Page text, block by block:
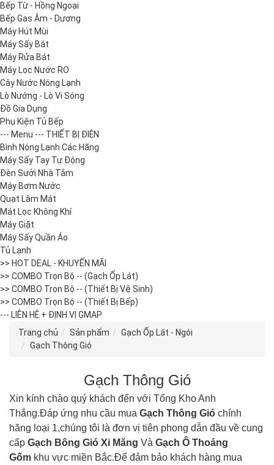
Bếp Từ - Hồng Ngoại
Bếp Gas Âm - Dương
Máy Hút Mùi
Máy Sấy Bát
Máy Rửa Bát
Máy Lọc Nước RO
Cây Nước Nóng Lạnh
Lò Nướng - Lò Vi Sóng
Đồ Gia Dụng
Phụ Kiện Tủ Bếp
--- Menu --- THIẾT BỊ ĐIỆN
Bình Nóng Lạnh Các Hãng
Máy Sấy Tay Tự Động
Đèn Sưởi Nhà Tắm
Máy Bơm Nước
Quạt Làm Mát
Mát Lọc Không Khí
Máy Giặt
Máy Sấy Quần Áo
Tủ Lạnh
>> HOT DEAL - KHUYẾN MÃI
>> COMBO Trọn Bộ -- (Gạch Ốp Lát)
>> COMBO Trọn Bộ -- (Thiết Bị Vệ Sinh)
>> COMBO Trọn Bộ -- (Thiết Bị Bếp)
--- LIÊN HỆ + ĐỊNH VỊ GMAP
Trang chủ
Sản phẩm
Gạch Ốp Lát - Ngói
Gạch Thông Gió
Gạch Thông Gió
Xin kính chào quý khách đến với Tổng Kho Anh
Thắng.Đáp ứng nhu cầu mua Gạch Thông Gió chính
hãng loại 1,chúng tôi là đơn vị tiên phong dẫn đầu về cung
cấp Gạch Bông Gió Xi Măng Và Gạch Ô Thoáng
Gốm khu vực miền Bắc.Để đảm bảo khách hàng mua